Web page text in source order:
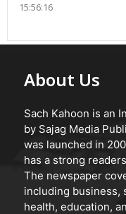
15:56:16
About Us
Sach Kahoon is an
by Sajag Media
was launched in
has a strong
The newspaper
including business,
health, education,